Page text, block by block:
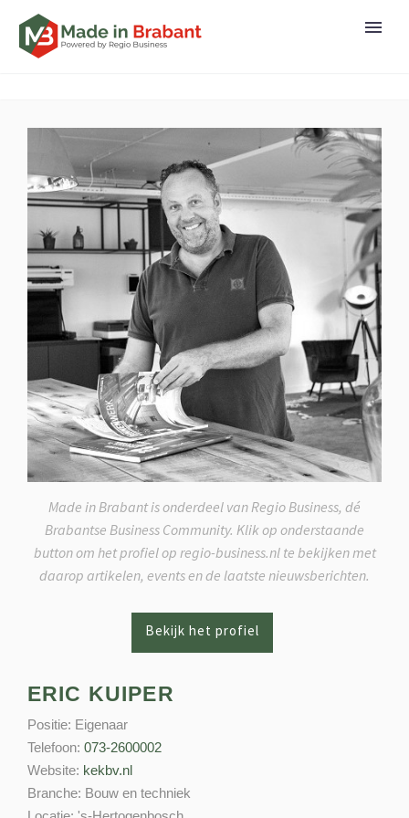
Made in Brabant is onderdeel van Regio Business, dé
Brabantse Business Community. Klik op onderstaande
button om het profiel op regio-business.nl te bekijken met
daarop artikelen, events en de laatste nieuwsberichten.
ERIC KUIPER
Positie: Eigenaar
Telefoon: 073-2600002
Website: kekbv.nl
Branche: Bouw en techniek